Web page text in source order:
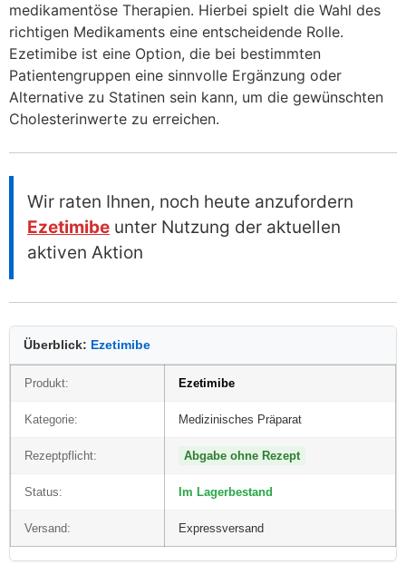
medikamentöse Therapien. Hierbei spielt die Wahl des
richtigen Medikaments eine entscheidende Rolle.
Ezetimibe ist eine Option, die bei bestimmten
Patientengruppen eine sinnvolle Ergänzung oder
Alternative zu Statinen sein kann, um die gewünschten
Cholesterinwerte zu erreichen.
Wir raten Ihnen, noch heute anzufordern
Ezetimibe unter Nutzung der aktuellen
aktiven Aktion
Überblick: Ezetimibe
Produkt: Ezetimibe
Kategorie: Medizinisches Präparat
Rezeptpflicht: Abgabe ohne Rezept
Status: Im Lagerbestand
Versand: Expressversand